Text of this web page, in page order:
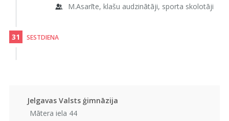
M.Asarīte, klašu audzinātāji, sporta skolotāji
31 SESTDIENA
Jelgavas Valsts ģimnāzija
Mātera iela 44